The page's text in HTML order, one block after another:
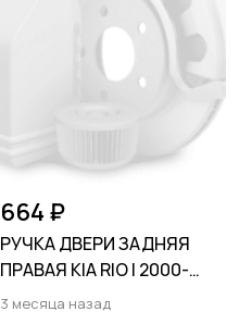
664 ₽
РУЧКА ДВЕРИ ЗАДНЯЯ
ПРАВАЯ KIA RIO I 2000-
2005
3 месяца назад